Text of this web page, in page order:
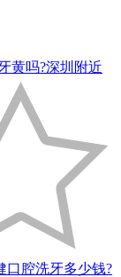
黄吗?深圳附近
口腔洗牙多少钱?